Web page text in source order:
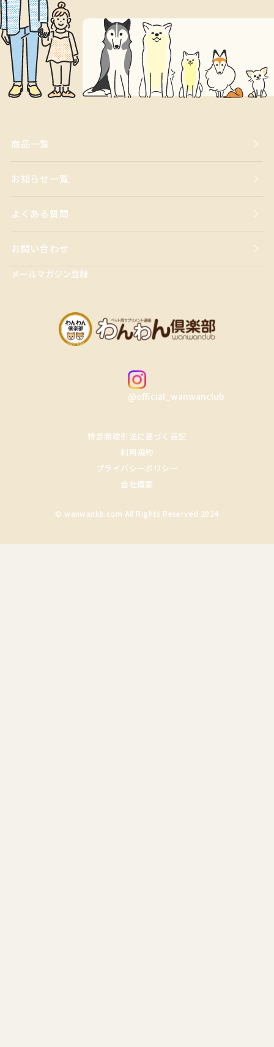
商品一覧
お知らせ一覧
よくある質問
お問い合わせ
メールマガジン登録
@official_wanwanclub
特定商取引法に基づく表記
利用規約
プライバシーポリシー
会社概要
© wanwankb.com All Rights Reserved 2024